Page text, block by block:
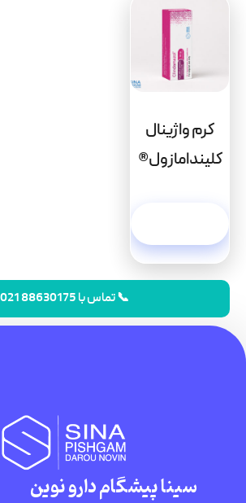
کرم واژینال
کلیندامازول®
📞 تماس با 88630175 021
سینا پیشگام دارو نوین